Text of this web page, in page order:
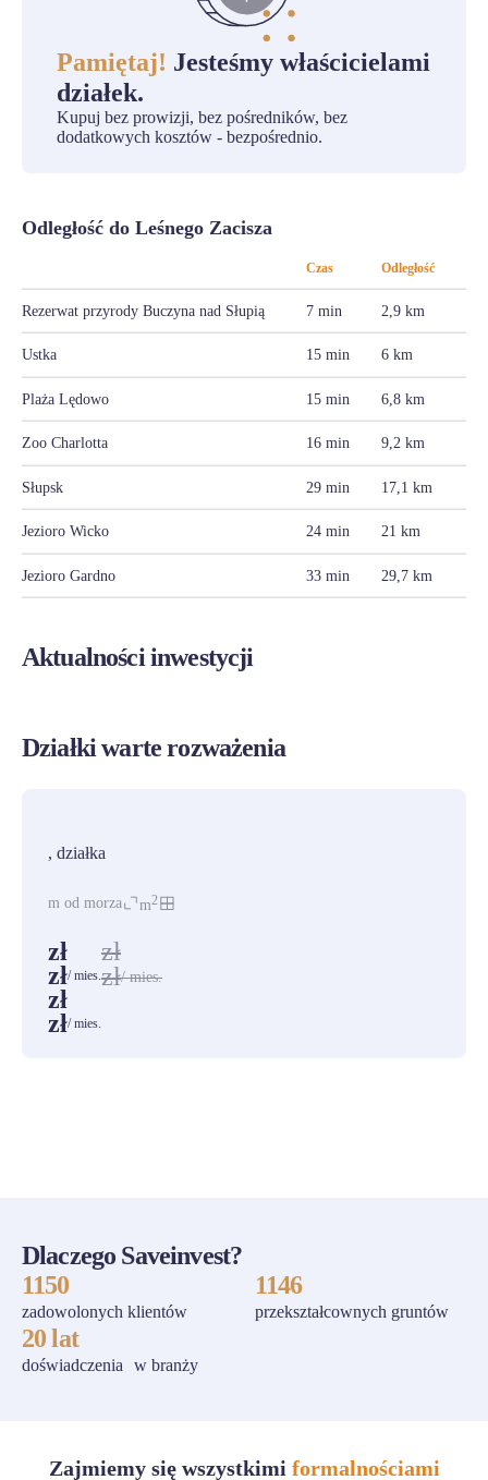
Pamiętaj! Jesteśmy właścicielami
działek.
Kupuj bez prowizji, bez pośredników, bez
dodatkowych kosztów - bezpośrednio.
Odległość do Leśnego Zacisza
Czas Odległość
Rezerwat przyrody Buczyna nad Słupią 7 min 2,9 km
Ustka 15 min 6 km
Plaża Lędowo 15 min 6,8 km
Zoo Charlotta 16 min 9,2 km
Słupsk 29 min 17,1 km
Jezioro Wicko 24 min 21 km
Jezioro Gardno 33 min 29,7 km
Aktualności inwestycji
Działki warte rozważenia
, działka
m od morza m2
zł
zł/ mies.
zł
zł/ mies.
zł
zł/ mies.
Dlaczego Saveinvest?
1150
zadowolonych klientów
1146
przekształcownych gruntów
20 lat
doświadczenia w branży
Zajmiemy się wszystkimi formalnościami